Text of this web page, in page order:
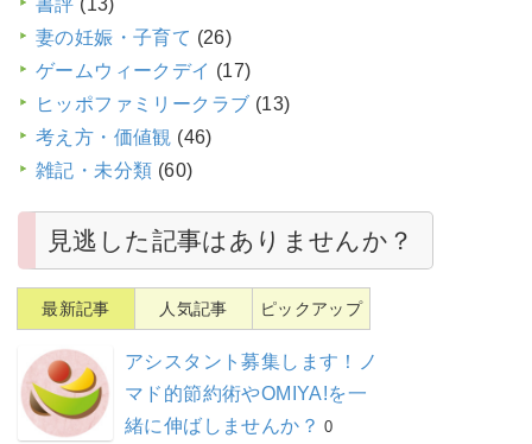
書評 (13)
妻の妊娠・子育て (26)
ゲームウィークデイ (17)
ヒッポファミリークラブ (13)
考え方・価値観 (46)
雑記・未分類 (60)
見逃した記事はありませんか？
最新記事 人気記事 ピックアップ
アシスタント募集します！ノ
マド的節約術やOMIYA!を一
緒に伸ばしませんか？ 0